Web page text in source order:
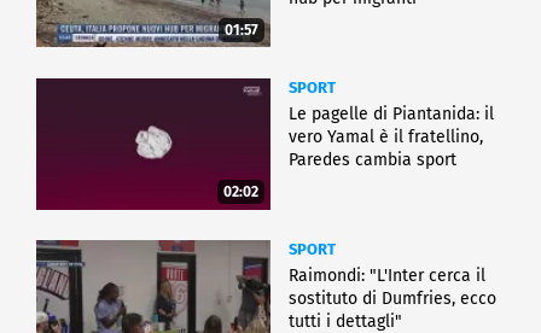
01:57
02:02
SPORT
Le pagelle di Piantanida: il
vero Yamal è il fratellino,
Paredes cambia sport
SPORT
Raimondi: "L'Inter cerca il
sostituto di Dumfries, ecco
tutti i dettagli"